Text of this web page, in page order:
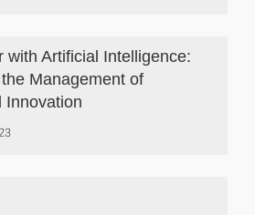
with Artificial Intelligence:
Management of
Innovation